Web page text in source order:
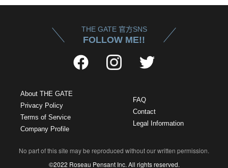
THE GATE 官方SNS
FOLLOW ME!!
About THE GATE
Privacy Policy
Terms of Service
Company Profile
FAQ
Contact
Legal Information
No part of this site may be reproduced without our written permission.
©2022 Roseau Pensant Inc. All rights reserved.